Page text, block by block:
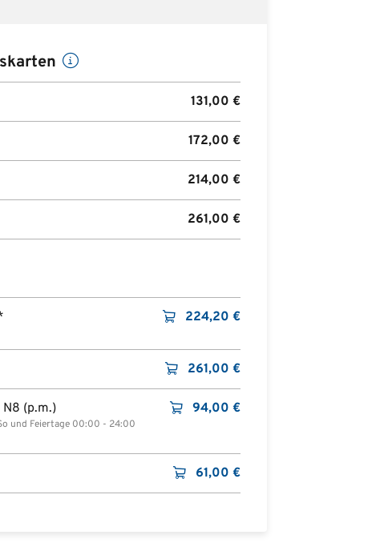
131,00 €
172,00 €
214,00 €
261,00 €
224,20 €
261,00 €
(p.m.)
und Feiertage 00:00 - 24:00
94,00 €
61,00 €